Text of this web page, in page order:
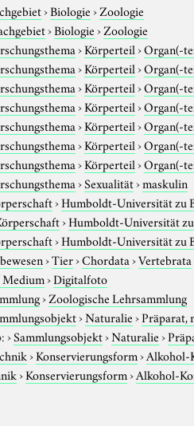
›Biologie›Zoologie
›Biologie›Zoologie
›Körperteil›Organ(-
›Körperteil›Organ(-
›Körperteil›Organ(-
›Körperteil›Organ(-
›Körperteil›Organ(-
›Körperteil›Organ(-
›Körperteil›Organ(-
›Sexualität›maskulin
›Humboldt-Universität zu
›Humboldt-Universität
›Humboldt-Universität zu
›Tier›Chordata›Vertebrata
›Digitalfoto
›Zoologische Lehrsammlung
›Naturalie›Präparat,
›Sammlungsobjekt›Naturalie›
›Konservierungsform›Alkohol-
›Konservierungsform›Alkohol-